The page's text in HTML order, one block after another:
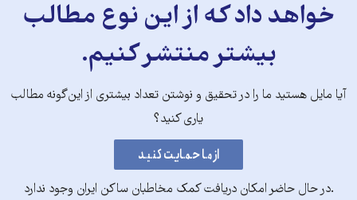
خواهد داد که از این نوع مطالب
بیشتر منتشر کنیم.
آیا مایل هستید ما را در تحقیق و نوشتن تعداد بیشتری از این‌گونه مطالب
یاری کنید؟
.در حال حاضر امکان دریافت کمک مخاطبان ساکن ایران وجود ندارد